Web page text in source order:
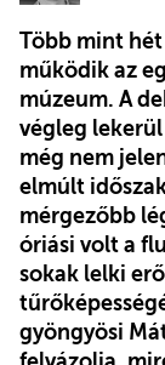
Több mint
működik az
múzeum. A
végleg
még nem
elmúlt
mérgezőbb
óriási volt a
sokak lelki
gyöngyösi